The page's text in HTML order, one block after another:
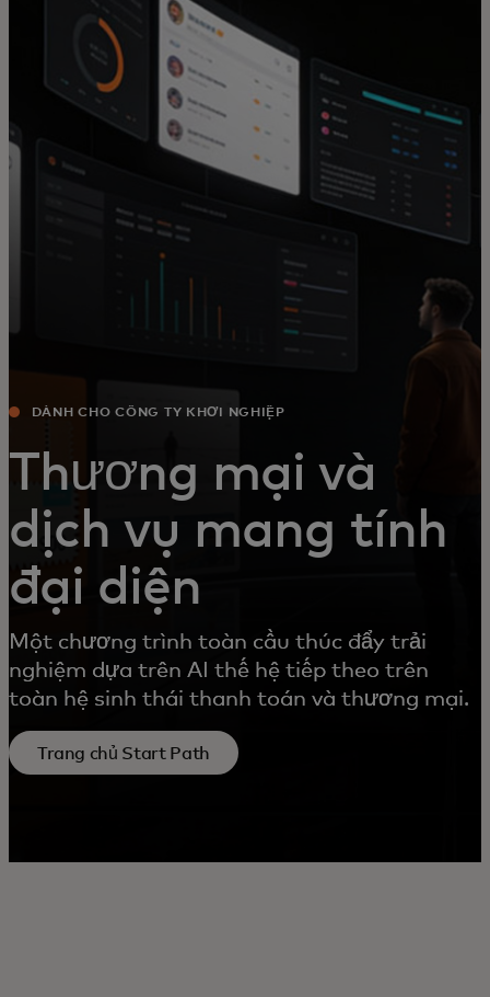
Dành cho bạn
Dành cho doanh nghiệp
Dành cho thế giới
Dành cho nhà đổi mới
Tin tức và xu hướng
DÀNH CHO CÔNG TY KHỞI NGHIỆP
Thương mại và
dịch vụ mang tính
đại diện
Một chương trình toàn cầu thúc đẩy trải
nghiệm dựa trên AI thế hệ tiếp theo trên
toàn hệ sinh thái thanh toán và thương mại.
Trang chủ Start Path